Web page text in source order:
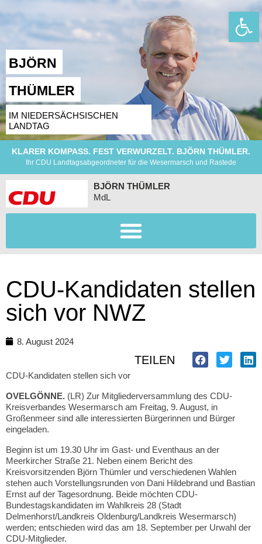
BJÖRN
THÜMLER
IM NIEDERSÄCHSISCHEN
LANDTAG
KLARER KOMPASS. FEST VERWURZELT. BJÖRN THÜMLER.
Ihr CDU Landtagsabgeordneter für die Wesermarsch und Rastede
BJÖRN THÜMLER
MdL
CDU-Kandidaten stellen
sich vor NWZ
8. August 2024
TEILEN
CDU-Kandidaten stellen sich vor
OVELGÖNNE. (LR) Zur Mitgliederversammlung des CDU-
Kreisverbandes Wesermarsch am Freitag, 9. August, in
Großenmeer sind alle interessierten Bürgerinnen und Bürger
eingeladen.
Beginn ist um 19.30 Uhr im Gast- und Eventhaus an der
Meerkircher Straße 21. Neben einem Bericht des
Kreisvorsitzenden Björn Thümler und verschiedenen Wahlen
stehen auch Vorstellungsrunden von Dani Hildebrand und Bastian
Ernst auf der Tagesordnung. Beide möchten CDU-
Bundestagskandidaten im Wahlkreis 28 (Stadt
Delmenhorst/Landkreis Oldenburg/Landkreis Wesermarsch)
werden; entschieden wird das am 18. September per Urwahl der
CDU-Mitglieder.